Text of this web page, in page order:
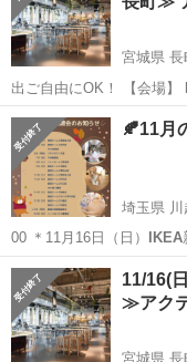
宮城県 長
出ご自由にOK！ 【会場】
宮城 仙台市 長町駅
🍂11月
埼玉県 川
00 ＊11月16日（日）
IKEA
埼玉 川越市 川越駅
11/16(
≫アク
宮城県 長